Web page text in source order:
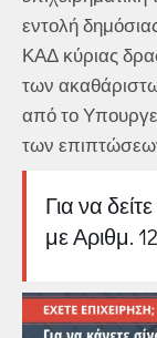
εντολή
ΚΑΔ κύριας
των
από το
των
Για να
με Αριθμ.